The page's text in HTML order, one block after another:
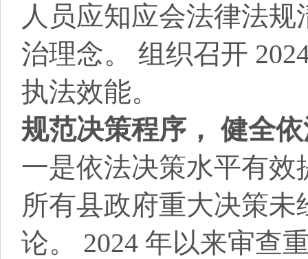
人员应知应会法律法
治理念。 组织召开
执法效能。
规范决策程序， 健全
一是依法决策水平有
所有县政府重大决策
论。 2024 年以来审查